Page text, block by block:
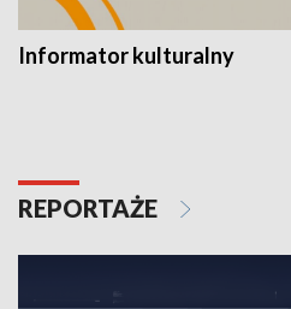
Informator kulturalny
REPORTAŻE